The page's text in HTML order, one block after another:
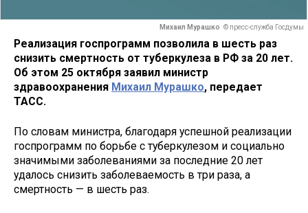
Михаил Мурашко © пресс-служба Госдумы
Реализация госпрограмм позволила в шесть раз
снизить смертность от туберкулеза в РФ за 20 лет.
Об этом 25 октября заявил министр
здравоохранения Михаил Мурашко, передает
ТАСС.
По словам министра, благодаря успешной реализации
госпрограмм по борьбе с туберкулезом и социально
значимыми заболеваниями за последние 20 лет
удалось снизить заболеваемость в три раза, а
смертность — в шесть раз.